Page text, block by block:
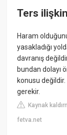
Ters
Haram
yasakladığı
davranış
bundan dolayı
konusu
gerekir.
Kaynak
fetva.net